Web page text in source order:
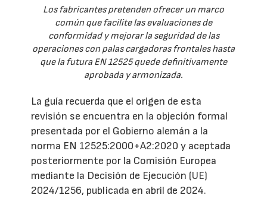
Los fabricantes pretenden ofrecer un marco
común que facilite las evaluaciones de
conformidad y mejorar la seguridad de las
operaciones con palas cargadoras frontales hasta
que la futura EN 12525 quede definitivamente
aprobada y armonizada.
La guía recuerda que el origen de esta
revisión se encuentra en la objeción formal
presentada por el Gobierno alemán a la
norma EN 12525:2000+A2:2020 y aceptada
posteriormente por la Comisión Europea
mediante la Decisión de Ejecución (UE)
2024/1256, publicada en abril de 2024.